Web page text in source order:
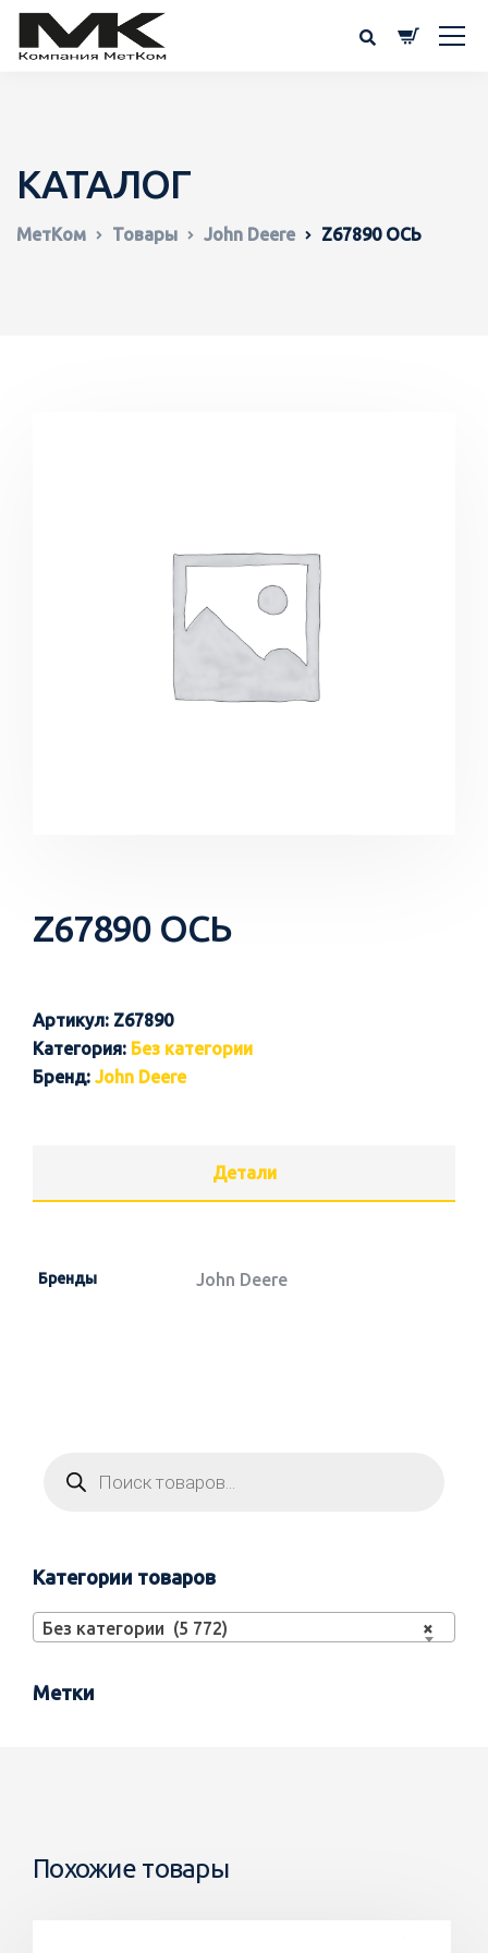
КАТАЛОГ
МетКом Товары John Deere Z67890 ОСЬ
Z67890 ОСЬ
Артикул: Z67890
Категория: Без категории
Бренд: John Deere
Детали
Бренды John Deere
Категории товаров
×
Без категории (5 772)
Метки
Похожие товары